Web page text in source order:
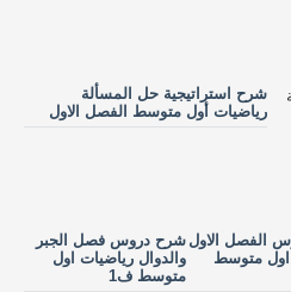
شرح استراتيجية حل المسألة
رياضيات أول متوسط الفصل الاول
الفصل الاول
اول متوسط
شرح دروس فصل الجبر
والدوال رياضيات اول
متوسط ف1